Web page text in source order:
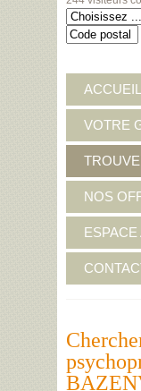
ACCUEIL
VOTRE
NOS